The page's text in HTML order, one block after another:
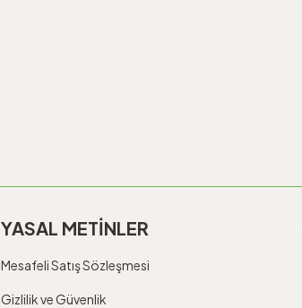
YASAL METİNLER
Mesafeli Satış Sözleşmesi
Gizlilik ve Güvenlik